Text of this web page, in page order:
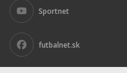
Sportnet
futbalnet.sk